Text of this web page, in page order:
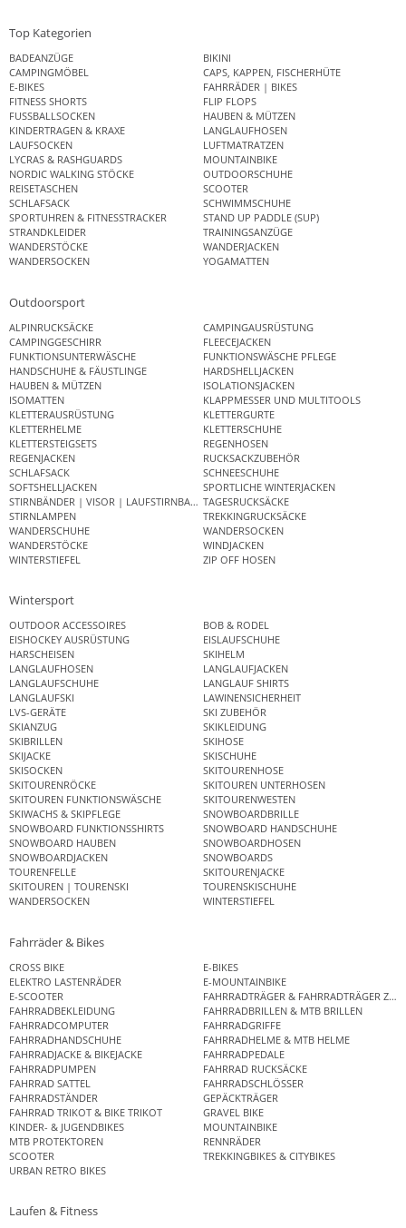
Top Kategorien
BADEANZÜGE
BIKINI
CAMPINGMÖBEL
CAPS, KAPPEN, FISCHERHÜTE
E-BIKES
FAHRRÄDER | BIKES
FITNESS SHORTS
FLIP FLOPS
FUSSBALLSOCKEN
HAUBEN & MÜTZEN
KINDERTRAGEN & KRAXE
LANGLAUFHOSEN
LAUFSOCKEN
LUFTMATRATZEN
LYCRAS & RASHGUARDS
MOUNTAINBIKE
NORDIC WALKING STÖCKE
OUTDOORSCHUHE
REISETASCHEN
SCOOTER
SCHLAFSACK
SCHWIMMSCHUHE
SPORTUHREN & FITNESSTRACKER
STAND UP PADDLE (SUP)
STRANDKLEIDER
TRAININGSANZÜGE
WANDERSTÖCKE
WANDERJACKEN
WANDERSOCKEN
YOGAMATTEN
Outdoorsport
ALPINRUCKSÄCKE
CAMPINGAUSRÜSTUNG
CAMPINGGESCHIRR
FLEECEJACKEN
FUNKTIONSUNTERWÄSCHE
FUNKTIONSWÄSCHE PFLEGE
HANDSCHUHE & FÄUSTLINGE
HARDSHELLJACKEN
HAUBEN & MÜTZEN
ISOLATIONSJACKEN
ISOMATTEN
KLAPPMESSER UND MULTITOOLS
KLETTERAUSRÜSTUNG
KLETTERGURTE
KLETTERHELME
KLETTERSCHUHE
KLETTERSTEIGSETS
REGENHOSEN
REGENJACKEN
RUCKSACKZUBEHÖR
SCHLAFSACK
SCHNEESCHUHE
SOFTSHELLJACKEN
SPORTLICHE WINTERJACKEN
STIRNBÄNDER | VISOR | LAUFSTIRNBANDTAGESRUCKSÄCKE
STIRNLAMPEN
TREKKINGRUCKSÄCKE
WANDERSCHUHE
WANDERSOCKEN
WANDERSTÖCKE
WINDJACKEN
WINTERSTIEFEL
ZIP OFF HOSEN
Wintersport
OUTDOOR ACCESSOIRES
BOB & RODEL
EISHOCKEY AUSRÜSTUNG
EISLAUFSCHUHE
HARSCHEISEN
SKIHELM
LANGLAUFHOSEN
LANGLAUFJACKEN
LANGLAUFSCHUHE
LANGLAUF SHIRTS
LANGLAUFSKI
LAWINENSICHERHEIT
LVS-GERÄTE
SKI ZUBEHÖR
SKIANZUG
SKIKLEIDUNG
SKIBRILLEN
SKIHOSE
SKIJACKE
SKISCHUHE
SKISOCKEN
SKITOURENHOSE
SKITOURENRÖCKE
SKITOUREN UNTERHOSEN
SKITOUREN FUNKTIONSWÄSCHE
SKITOURENWESTEN
SKIWACHS & SKIPFLEGE
SNOWBOARDBRILLE
SNOWBOARD FUNKTIONSSHIRTS
SNOWBOARD HANDSCHUHE
SNOWBOARD HAUBEN
SNOWBOARDHOSEN
SNOWBOARDJACKEN
SNOWBOARDS
TOURENFELLE
SKITOURENJACKE
SKITOUREN | TOURENSKI
TOURENSKISCHUHE
WANDERSOCKEN
WINTERSTIEFEL
Fahrräder & Bikes
CROSS BIKE
E-BIKES
ELEKTRO LASTENRÄDER
E-MOUNTAINBIKE
E-SCOOTER
FAHRRADTRÄGER & FAHRRADTRÄGER
FAHRRADBEKLEIDUNG
FAHRRADBRILLEN & MTB BRILLEN
FAHRRADCOMPUTER
FAHRRADGRIFFE
FAHRRADHANDSCHUHE
FAHRRADHELME & MTB HELME
FAHRRADJACKE & BIKEJACKE
FAHRRADPEDALE
FAHRRADPUMPEN
FAHRRAD RUCKSÄCKE
FAHRRAD SATTEL
FAHRRADSCHLÖSSER
FAHRRADSTÄNDER
GEPÄCKTRÄGER
FAHRRAD TRIKOT & BIKE TRIKOT
GRAVEL BIKE
KINDER- & JUGENDBIKES
MOUNTAINBIKE
MTB PROTEKTOREN
RENNRÄDER
SCOOTER
TREKKINGBIKES & CITYBIKES
URBAN RETRO BIKES
Laufen & Fitness